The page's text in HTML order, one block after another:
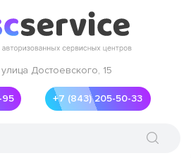
улица Достоевского, 15
95 +7 (843) 205-50-33